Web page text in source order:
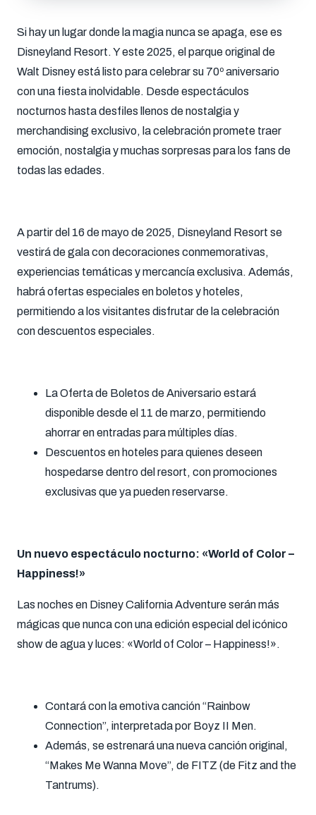
Si hay un lugar donde la magia nunca se apaga, ese es
Disneyland Resort. Y este 2025, el parque original de
Walt Disney está listo para celebrar su 70º aniversario
con una fiesta inolvidable. Desde espectáculos
nocturnos hasta desfiles llenos de nostalgia y
merchandising exclusivo, la celebración promete traer
emoción, nostalgia y muchas sorpresas para los fans de
todas las edades.
A partir del 16 de mayo de 2025, Disneyland Resort se
vestirá de gala con decoraciones conmemorativas,
experiencias temáticas y mercancía exclusiva. Además,
habrá ofertas especiales en boletos y hoteles,
permitiendo a los visitantes disfrutar de la celebración
con descuentos especiales.
La Oferta de Boletos de Aniversario estará
disponible desde el 11 de marzo, permitiendo
ahorrar en entradas para múltiples días.
Descuentos en hoteles para quienes deseen
hospedarse dentro del resort, con promociones
exclusivas que ya pueden reservarse.
Un nuevo espectáculo nocturno: «World of Color –
Happiness!»
Las noches en Disney California Adventure serán más
mágicas que nunca con una edición especial del icónico
show de agua y luces: «World of Color – Happiness!».
Contará con la emotiva canción “Rainbow
Connection”, interpretada por Boyz II Men.
Además, se estrenará una nueva canción original,
“Makes Me Wanna Move”, de FITZ (de Fitz and the
Tantrums).